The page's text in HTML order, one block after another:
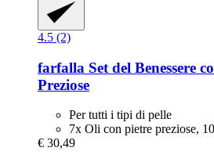
4.5 (2)
farfalla Set del Benessere
Preziose
Per tutti i tipi di pelle
7x Oli con pietre preziose,
€ 30,49